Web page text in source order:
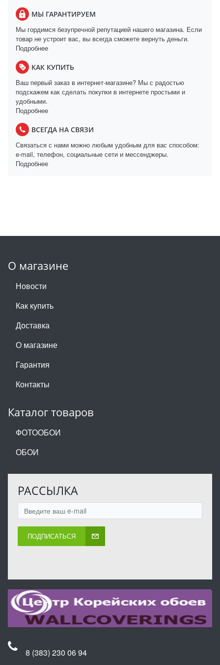
МЫ ГАРАНТИРУЕМ
Мы гордимся безупречной репутацией нашего магазина. Если
товар не устроит вас, вы всегда сможете вернуть деньги.
Подробнее
КАК КУПИТЬ
Ваш первый заказ в интернет-магазине? Мы с радостью
подскажем как сделать покупки в интернете простыми и
удобными.
Подробнее
ВСЕГДА НА СВЯЗИ
Связаться с нами можно любым удобным для вас способом:
e-mail, телефон, социальные сети и мессенджеры.
Подробнее
О магазине
Новости
Как купить
Доставка
О магазине
Гарантия
Контакты
Каталог товаров
ФОТООБОИ
ОБОИ
РАССЫЛКА
ПОДПИСАТЬСЯ
8 (383) 230 06 94